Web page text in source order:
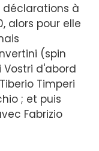
déclarations à
alors pour elle
(spin
Vostri d'abord
Timperi
; et puis
Fabrizio